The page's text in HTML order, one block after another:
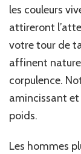
les couleurs
attireront
votre tour de
affinent
corpulence.
amincissant et
poids.
Les hommes